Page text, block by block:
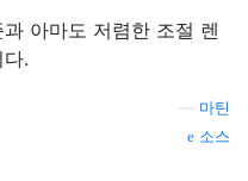
아마도 저렴한 조절 렌
.
마틴
소스